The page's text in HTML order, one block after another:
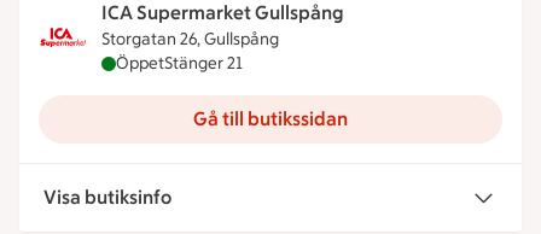
ICA Supermarket Gullspång
Storgatan 26, Gullspång
ICA Supermarket Gullspång är öppen nu, stänger
ÖppetStänger 21
Gå till butikssidan
Visa butiksinfo